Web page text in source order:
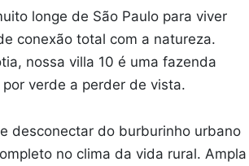
longe de São Paulo para viver
conexão total com a natureza.
nossa villa 10 é uma fazenda
verde a perder de vista.
desconectar do burburinho urbano
no clima da vida rural. Ampla